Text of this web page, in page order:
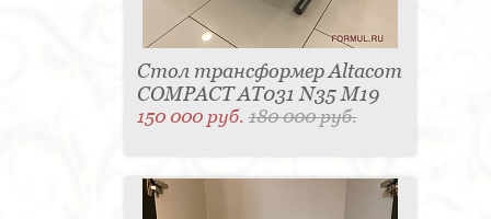
Стол трансформер Altacom
COMPACT AT031 N35 M19
150 000 руб.180 000 руб.